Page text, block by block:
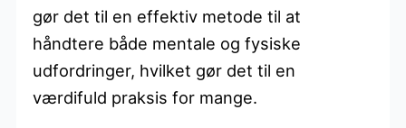
gør det til en effektiv metode til at
håndtere både mentale og fysiske
udfordringer, hvilket gør det til en
værdifuld praksis for mange.